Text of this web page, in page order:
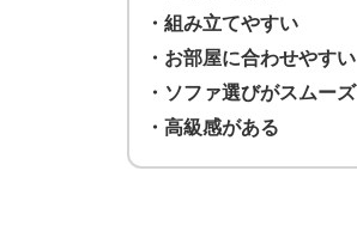
・組み立てやすい
・お部屋に合わせやすい
・ソファ選びがスムーズ
・高級感がある